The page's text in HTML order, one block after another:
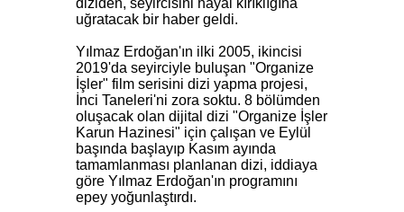
diziden, seyircisini hayal kırıklığına
uğratacak bir haber geldi.
Yılmaz Erdoğan'ın ilki 2005, ikincisi
2019'da seyirciyle buluşan "Organize
İşler" film serisini dizi yapma projesi,
İnci Taneleri'ni zora soktu. 8 bölümden
oluşacak olan dijital dizi "Organize İşler
Karun Hazinesi" için çalışan ve Eylül
başında başlayıp Kasım ayında
tamamlanması planlanan dizi, iddiaya
göre Yılmaz Erdoğan'ın programını
epey yoğunlaştırdı.